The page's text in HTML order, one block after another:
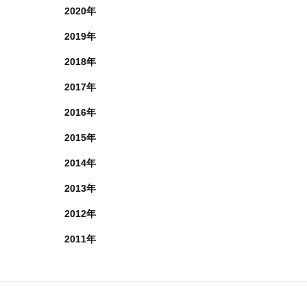
2020年
2019年
2018年
2017年
2016年
2015年
2014年
2013年
2012年
2011年